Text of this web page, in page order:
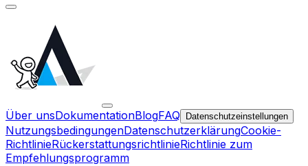
Über unsDokumentationBlogFAQ Datenschutzeinstellungen
NutzungsbedingungenDatenschutzerklärungCookie-
RichtlinieRückerstattungsrichtlinieRichtlinie zum
Empfehlungsprogramm